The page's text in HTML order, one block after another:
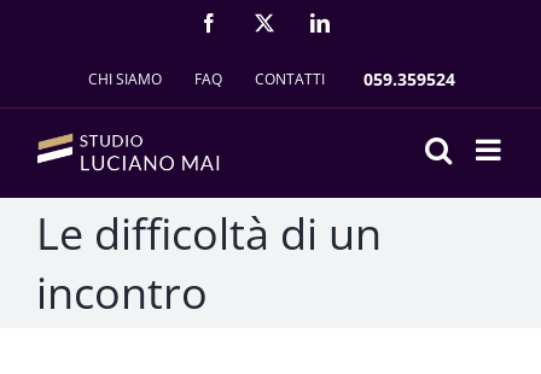
FACEBOOK LINKEDIN
CHI SIAMO FAQ CONTATTI 059.359524
Le difficoltà di un
incontro